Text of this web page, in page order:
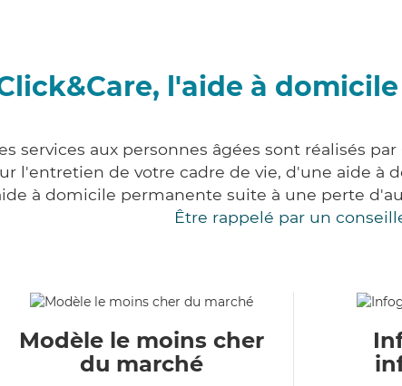
l'aide à
services aux personnes âgées sont réalisés
l'entretien de votre cadre de vie, d'une aide
à domicile permanente suite à une perte
Être rappelé par un
Modèle le moins cher
du marché